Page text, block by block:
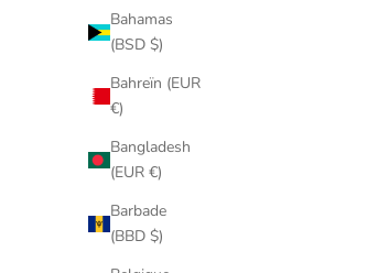
Bahamas
(BSD $)
Bahreïn (EUR
€)
Bangladesh
(EUR €)
Barbade
(BBD $)